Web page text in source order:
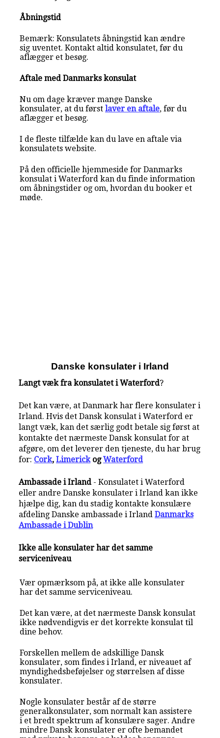
Åbningstid
Bemærk: Konsulatets åbningstid kan ændre
sig uventet. Kontakt altid konsulatet, før du
aflægger et besøg.
Aftale med Danmarks konsulat
Nu om dage kræver mange Danske
konsulater, at du førstlaver en aftale, før du
aflægger et besøg.
I de fleste tilfælde kan du lave en aftale via
konsulatets website.
På den officielle hjemmeside for Danmarks
konsulat i Waterford kan du finde information
om åbningstider og om, hvordan du booker et
møde.
Danske konsulater i Irland
Langt væk fra konsulatet i Waterford?
Det kan være, at Danmark har flere konsulater i
Irland. Hvis det Dansk konsulat i Waterford er
langt væk, kan det særlig godt betale sig først at
kontakte det nærmeste Dansk konsulat for at
afgøre, om det leverer den tjeneste, du har brug
for: Cork,LimerickogWaterford
Ambassade i Irland - Konsulatet i Waterford
eller andre Danske konsulater i Irland kan ikke
hjælpe dig, kan du stadig kontakte konsulære
afdeling Danske ambassade i Irland Danmarks
Ambassade i Dublin
Ikke alle konsulater har det samme
serviceniveau
Vær opmærksom på, at ikke alle konsulater
har det samme serviceniveau.
Det kan være, at det nærmeste Dansk konsulat
ikke nødvendigvis er det korrekte konsulat til
dine behov.
Forskellen mellem de adskillige Dansk
konsulater, som findes i Irland, er niveauet af
myndighedsbeføjelser og størrelsen af disse
konsulater.
Nogle konsulater består af de større
generalkonsulater, som normalt kan assistere
i et bredt spektrum af konsulære sager. Andre
mindre Dansk konsulater er ofte bemandet